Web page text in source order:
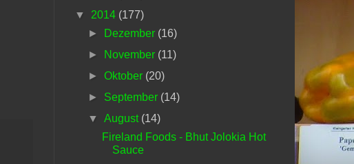
▼ 2014 (177)
►
Dezember (16)
►
November (11)
►Oktober (20)
► September (14)
▼August (14)
Fireland Foods - Bhut Jolokia Hot
Sauce